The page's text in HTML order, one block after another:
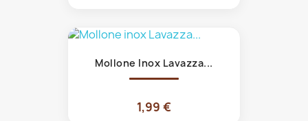
Mollone Inox Lavazza...
1,99 €